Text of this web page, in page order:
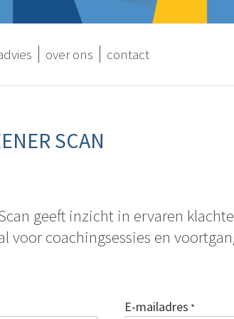
over ons contact
SCAN
geeft inzicht in ervaren
voor coachingsessies en
E-mailadres *